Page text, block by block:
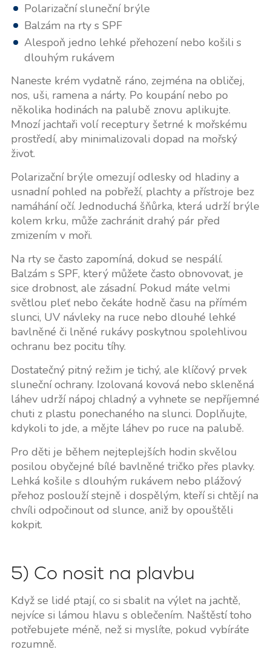
Polarizační sluneční brýle
Balzám na rty s SPF
Alespoň jedno lehké přehození nebo košili s
dlouhým rukávem
Naneste krém vydatně ráno, zejména na obličej,
nos, uši, ramena a nárty. Po koupání nebo po
několika hodinách na palubě znovu aplikujte.
Mnozí jachtaři volí receptury šetrné k mořskému
prostředí, aby minimalizovali dopad na mořský
život.
Polarizační brýle omezují odlesky od hladiny a
usnadní pohled na pobřeží, plachty a přístroje bez
namáhání očí. Jednoduchá šňůrka, která udrží brýle
kolem krku, může zachránit drahý pár před
zmizením v moři.
Na rty se často zapomíná, dokud se nespálí.
Balzám s SPF, který můžete často obnovovat, je
sice drobnost, ale zásadní. Pokud máte velmi
světlou pleť nebo čekáte hodně času na přímém
slunci, UV návleky na ruce nebo dlouhé lehké
bavlněné či lněné rukávy poskytnou spolehlivou
ochranu bez pocitu tíhy.
Dostatečný pitný režim je tichý, ale klíčový prvek
sluneční ochrany. Izolovaná kovová nebo skleněná
láhev udrží nápoj chladný a vyhnete se nepříjemné
chuti z plastu ponechaného na slunci. Doplňujte,
kdykoli to jde, a mějte láhev po ruce na palubě.
Pro děti je během nejteplejších hodin skvělou
posilou obyčejné bílé bavlněné tričko přes plavky.
Lehká košile s dlouhým rukávem nebo plážový
přehoz poslouží stejně i dospělým, kteří si chtějí na
chvíli odpočinout od slunce, aniž by opouštěli
kokpit.
5) Co nosit na plavbu
Když se lidé ptají, co si sbalit na výlet na jachtě,
nejvíce si lámou hlavu s oblečením. Naštěstí toho
potřebujete méně, než si myslíte, pokud vybíráte
rozumně.